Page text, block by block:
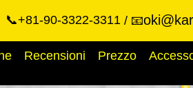
📞+81-90-3322-3311 📧
Recensioni Prezzo